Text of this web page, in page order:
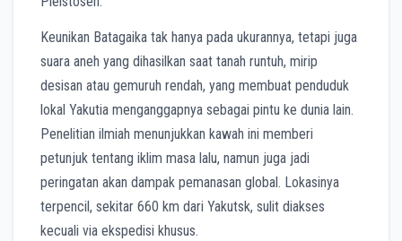
Keunikan Batagaika tak hanya pada ukurannya, tetapi juga
suara aneh yang dihasilkan saat tanah runtuh, mirip
desisan atau gemuruh rendah, yang membuat penduduk
lokal Yakutia menganggapnya sebagai pintu ke dunia lain.
Penelitian ilmiah menunjukkan kawah ini memberi
petunjuk tentang iklim masa lalu, namun juga jadi
peringatan akan dampak pemanasan global. Lokasinya
terpencil, sekitar 660 km dari Yakutsk, sulit diakses
kecuali via ekspedisi khusus.